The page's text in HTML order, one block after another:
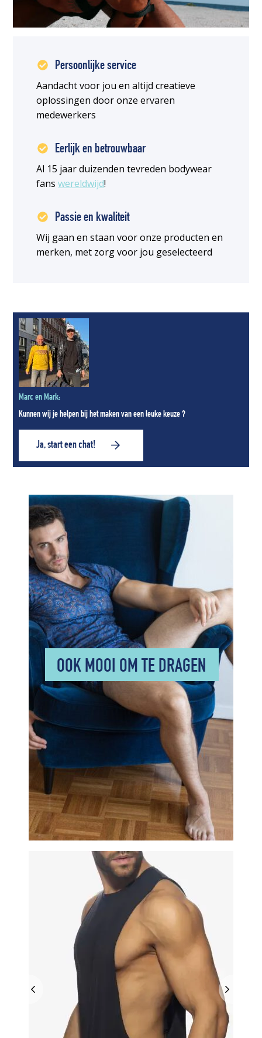
Persoonlijke service
Aandacht voor jou en altijd creatieve
oplossingen door onze ervaren
medewerkers
Eerlijk en betrouwbaar
Al 15 jaar duizenden tevreden bodywear
fanswereldwijd!
Passie en kwaliteit
Wij gaan en staan voor onze producten en
merken, met zorg voor jou geselecteerd
Marc en Mark:
Kunnen wij je helpen bij het maken van een leuke keuze ?
Ja, start een chat!
OOK MOOI OM TE DRAGEN